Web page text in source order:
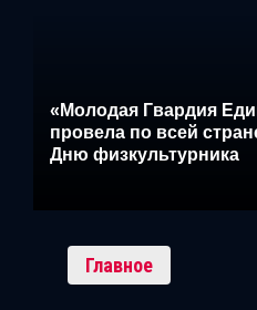
«Молодая Гвардия
провела по всей
Дню физкультурника
Главное